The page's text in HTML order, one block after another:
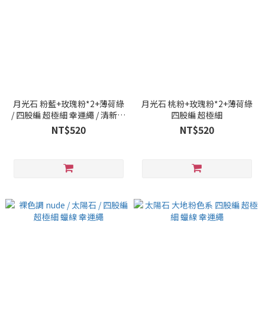
月光石 粉藍+玫瑰粉*2+薄荷綠
/ 四股編 超極細 幸運繩 / 清新的
浪漫
NT$520
月光石 桃粉+玫瑰粉*2+薄荷綠
四股編 超極細
NT$520